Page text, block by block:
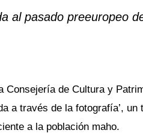
al pasado preeuropeo
de Cultura y
a través de la fotografía’,
a la población maho.